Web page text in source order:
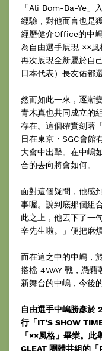
「Ali Bom-Ba-Ye」
經驗，對他而言也是
經歷健介Office的中
為自由選手展現 ××
再次展現全新屬於自
日本代表）長友佑都
然而如此一來，逐漸
青木真也共同成立的
存在。這個確實刻著
日在東京・SGC會館
大會中出擊。在中嶋
合的去向將會如何。
面對這個疑問，他感
事喔。說到底那個組
此之上，他丟下了一
辛先生啦。」便把麻
而在這之中的中嶋，
搭檔 4WAY 戰，憑藉
新舞台的中嶋，今後
自由選手中嶋勝彥於
行「IT’S SHOW
「××風格」畢業。
GLEAT 團體共組的